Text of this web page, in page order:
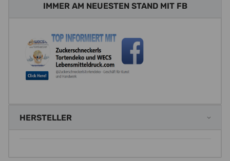
IMMER AM NEUESTEN STAND MIT FB
HERSTELLER